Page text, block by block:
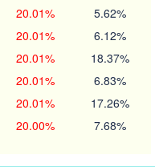
20.01% 5.62%
20.01% 6.12%
20.01% 18.37%
20.01% 6.83%
20.01% 17.26%
20.00% 7.68%